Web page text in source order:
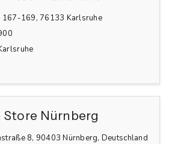
167-169, 76133 Karlsruhe
Store Nürnberg
8, 90403 Nürnberg, Deutschland